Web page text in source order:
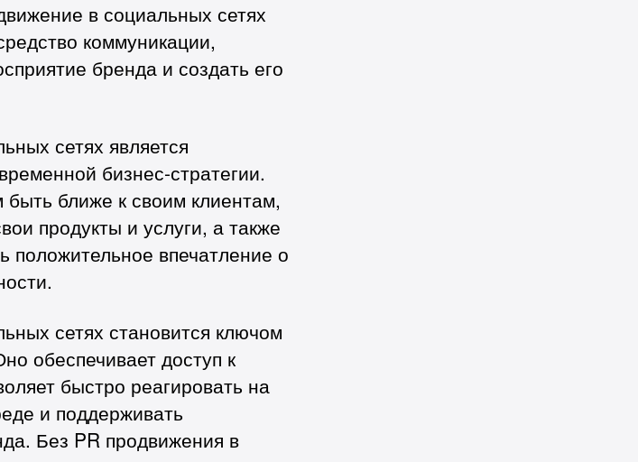
в социальных сетях
коммуникации,
бренда и создать его
сетях является
бизнес-стратегии.
ближе к своим клиентам,
продукты и услуги, а также
положительное впечатление о
сетях становится ключом
обеспечивает доступ к
быстро реагировать на
и поддерживать
Без PR продвижения в